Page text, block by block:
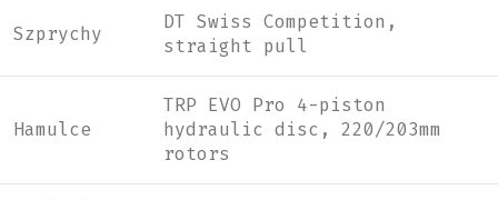
Szprychy
DT Swiss Competition,
straight pull
Hamulce
TRP EVO Pro 4-piston
hydraulic disc, 220/203mm
rotors